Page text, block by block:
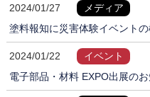
2024/01/27
メディア
塗料報知に災害体験イベント
2024/01/22
イベント
電子部品・材料 EXPO出展の